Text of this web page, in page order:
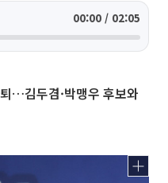
00:00 / 02:05
…김두겸·박맹우 후보와